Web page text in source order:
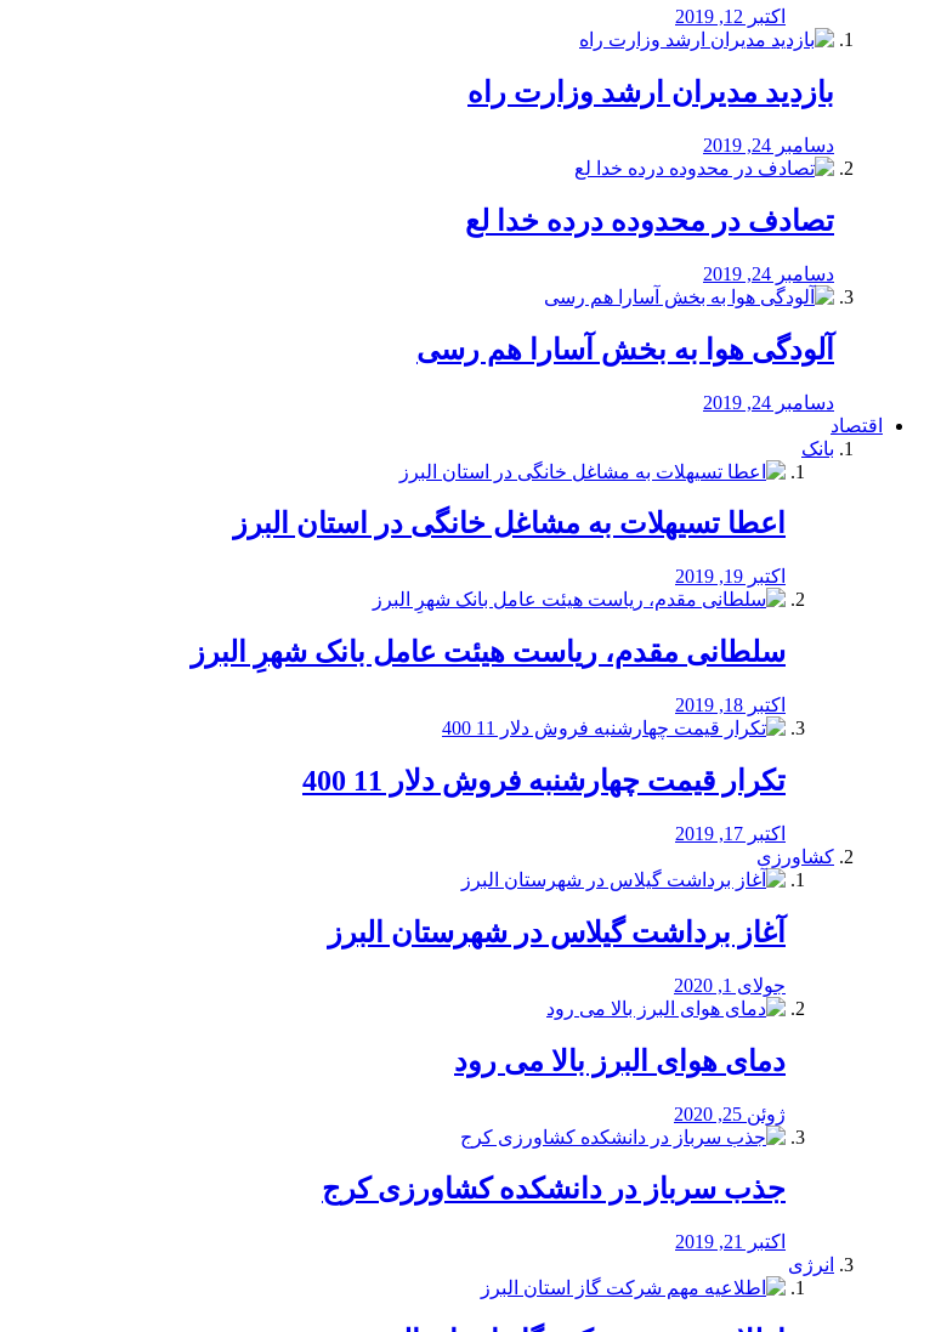
اکتبر 12, 2019
بازدید مدیران ارشد وزارت راه
دسامبر 24, 2019
تصادف در محدوده درده خدا لع
دسامبر 24, 2019
آلودگی هوا به بخش آسارا هم رسی
دسامبر 24, 2019
اقتصاد
بانک
️اعطا تسیهلات به مشاغل خانگی در استان البرز
اکتبر 19, 2019
سلطانی مقدم، ریاست هیئت عامل بانک شهرِ البرز
اکتبر 18, 2019
تکرار قیمت چهارشنبه فروش دلار 11 400
اکتبر 17, 2019
کشاورزی
آغاز برداشت گیلاس در شهرستان البرز
جولای 1, 2020
دمای هوای البرز بالا می رود
ژوئن 25, 2020
جذب سرباز در دانشکده کشاورزی کرج
اکتبر 21, 2019
انرژی